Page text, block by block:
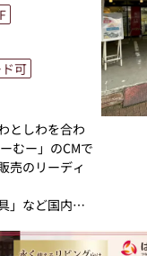
で、一部在
注生産となり
ださい。
ビスのご案
・相続・遺
ジ内の「来店
商品のご注文
話時に「いい
伝えください)
専門スタッフ
購入のお手続
可
としわを合わ
むー」のCMで
売のリーディ
」など国内家
するお仏壇を